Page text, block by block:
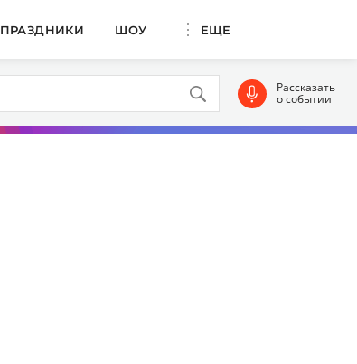
ПРАЗДНИКИ ШОУ ЕЩЕ
Рассказать
о событии